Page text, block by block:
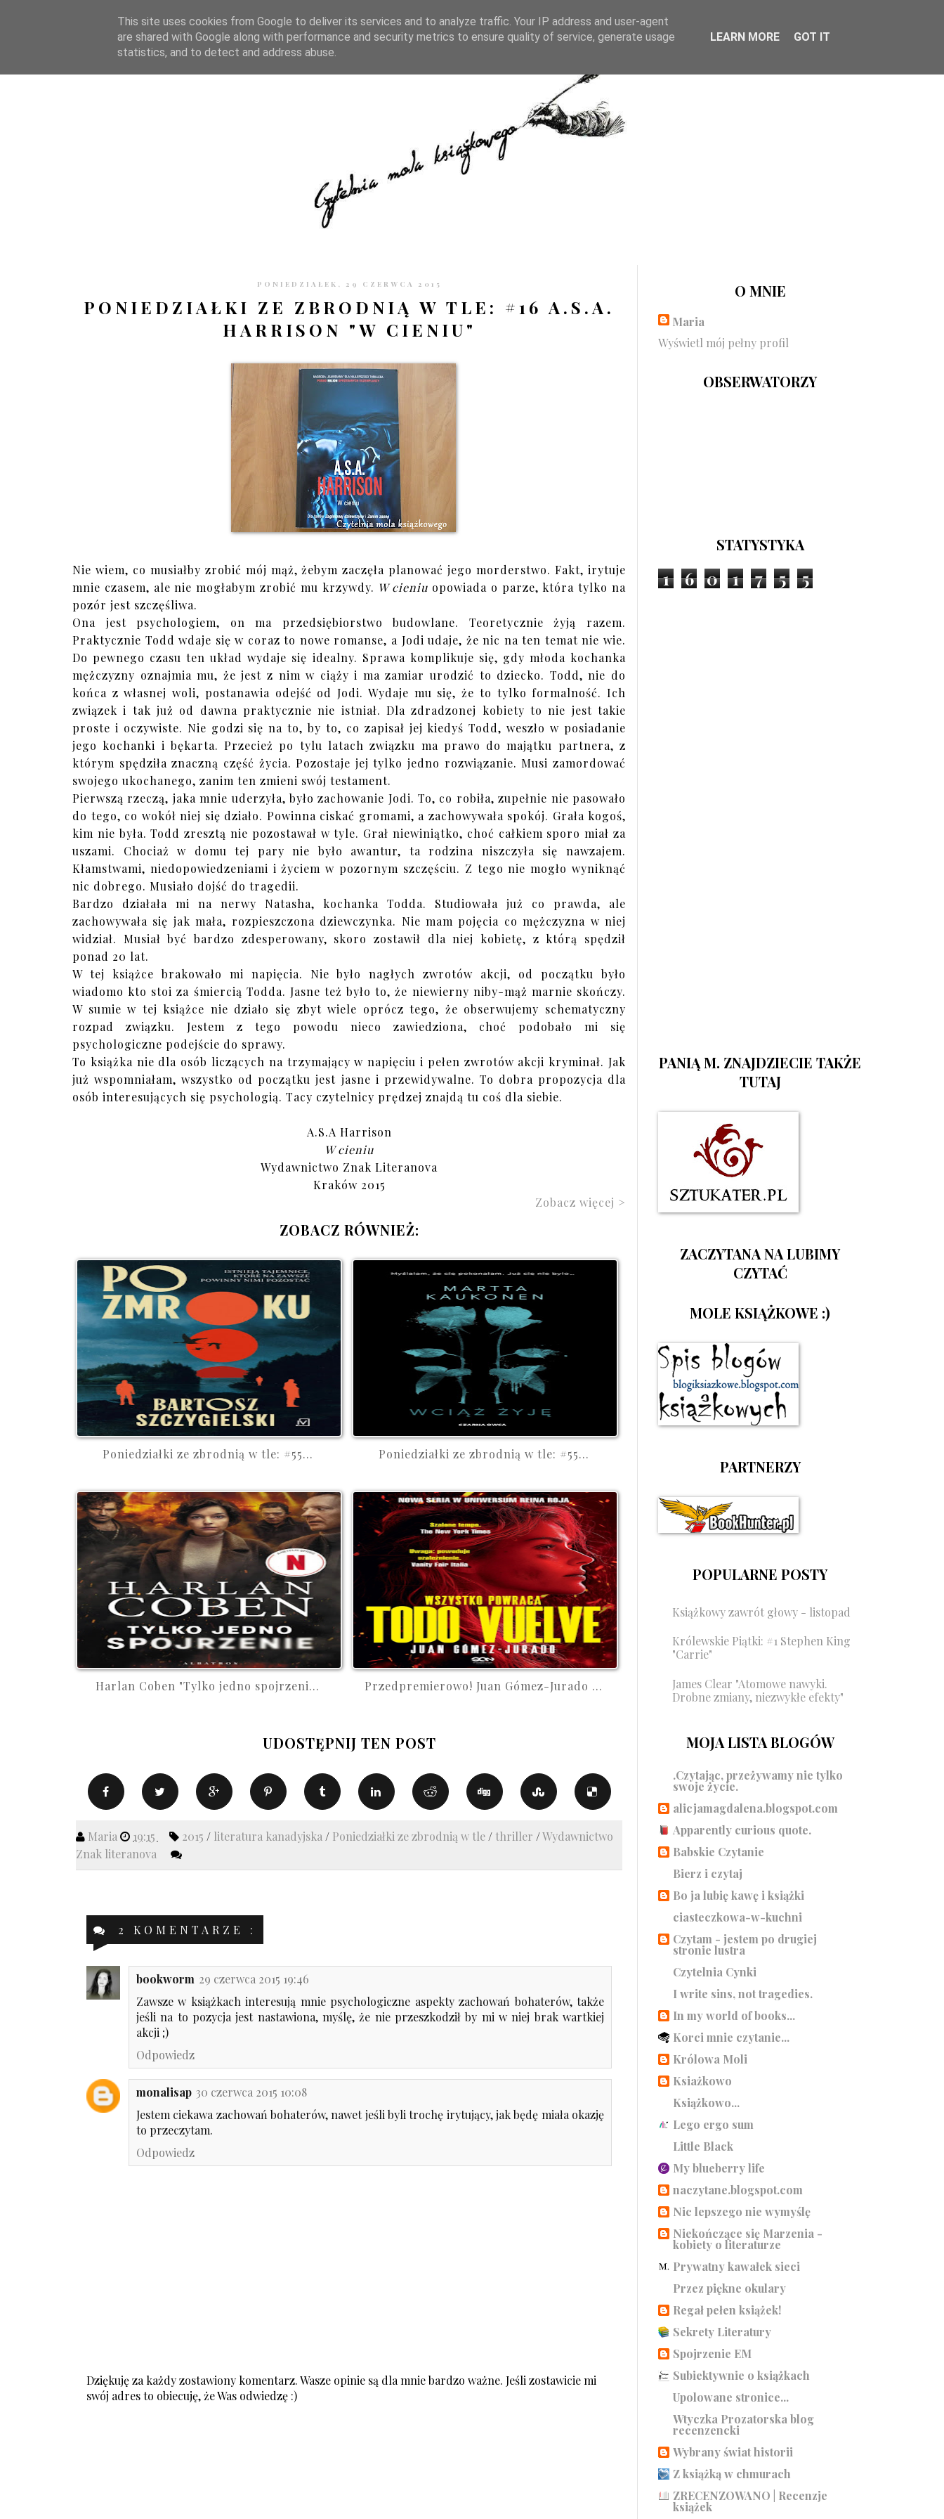
STRONA GŁÓWNA WSPÓŁPRACA RECENZJE O STRONIE KONTAKT CZYTELNIA PO GODZINACH
PONIEDZIAŁEK, 29 CZERWCA 2015
PONIEDZIAŁKI ZE ZBRODNIĄ W TLE: #16 A.S.A.
HARRISON "W CIENIU"
Nie wiem, co musiałby zrobić mój mąż, żebym zaczęła planować jego morderstwo. Fakt, irytuje
mnie czasem, ale nie mogłabym zrobić mu krzywdy. W cieniu opowiada o parze, która tylko na
pozór jest szczęśliwa.
Ona jest psychologiem, on ma przedsiębiorstwo budowlane. Teoretycznie żyją razem.
Praktycznie Todd wdaje się w coraz to nowe romanse, a Jodi udaje, że nic na ten temat nie wie.
Do pewnego czasu ten układ wydaje się idealny. Sprawa komplikuje się, gdy młoda kochanka
mężczyzny oznajmia mu, że jest z nim w ciąży i ma zamiar urodzić to dziecko. Todd, nie do
końca z własnej woli, postanawia odejść od Jodi. Wydaje mu się, że to tylko formalność. Ich
związek i tak już od dawna praktycznie nie istniał. Dla zdradzonej kobiety to nie jest takie
proste i oczywiste. Nie godzi się na to, by to, co zapisał jej kiedyś Todd, weszło w posiadanie
jego kochanki i bękarta. Przecież po tylu latach związku ma prawo do majątku partnera, z
którym spędziła znaczną część życia. Pozostaje jej tylko jedno rozwiązanie. Musi zamordować
swojego ukochanego, zanim ten zmieni swój testament.
Pierwszą rzeczą, jaka mnie uderzyła, było zachowanie Jodi. To, co robiła, zupełnie nie pasowało
do tego, co wokół niej się działo. Powinna ciskać gromami, a zachowywała spokój. Grała kogoś,
kim nie była. Todd zresztą nie pozostawał w tyle. Grał niewiniątko, choć całkiem sporo miał za
uszami. Chociaż w domu tej pary nie było awantur, ta rodzina niszczyła się nawzajem.
Kłamstwami, niedopowiedzeniami i życiem w pozornym szczęściu. Z tego nie mogło wyniknąć
nic dobrego. Musiało dojść do tragedii.
Bardzo działała mi na nerwy Natasha, kochanka Todda. Studiowała już co prawda, ale
zachowywała się jak mała, rozpieszczona dziewczynka. Nie mam pojęcia co mężczyzna w niej
widział. Musiał być bardzo zdesperowany, skoro zostawił dla niej kobietę, z którą spędził
ponad 20 lat.
W tej książce brakowało mi napięcia. Nie było nagłych zwrotów akcji, od początku było
wiadomo kto stoi za śmiercią Todda. Jasne też było to, że niewierny niby-mąż marnie skończy.
W sumie w tej książce nie działo się zbyt wiele oprócz tego, że obserwujemy schematyczny
rozpad związku. Jestem z tego powodu nieco zawiedziona, choć podobało mi się
psychologiczne podejście do sprawy.
To książka nie dla osób liczących na trzymający w napięciu i pełen zwrotów akcji kryminał. Jak
już wspomniałam, wszystko od początku jest jasne i przewidywalne. To dobra propozycja dla
osób interesujących się psychologią. Tacy czytelnicy prędzej znajdą tu coś dla siebie.
A.S.A Harrison
W cieniu
Wydawnictwo Znak Literanova
Kraków 2015
Zobacz więcej >
ZOBACZ RÓWNIEŻ:
Poniedziałki ze zbrodnią w tle: #55... Poniedziałki ze zbrodnią w tle: #55...
Harlan Coben "Tylko jedno spojrzeni... Przedpremierowo! Juan Gómez-Jurado ...
UDOSTĘPNIJ TEN POST
Maria 19:15 2015 / literatura kanadyjska / Poniedziałki ze zbrodnią w tle / thriller /Wydawnictwo
Znak literanova
2 KOMENTARZE :
bookworm 29 czerwca 2015 19:46
Zawsze w książkach interesują mnie psychologiczne aspekty zachowań bohaterów, także
jeśli na to pozycja jest nastawiona, myślę, że nie przeszkodził by mi w niej brak wartkiej
akcji ;)
Odpowiedz
monalisap 30 czerwca 2015 10:08
Jestem ciekawa zachowań bohaterów, nawet jeśli byli trochę irytujący, jak będę miała okazję
to przeczytam.
Odpowiedz
Dziękuję za każdy zostawiony komentarz. Wasze opinie są dla mnie bardzo ważne. Jeśli zostawicie mi
swój adres to obiecuję, że Was odwiedzę :)
O MNIE
Maria
Wyświetl mój pełny profil
OBSERWATORZY
STATYSTYKA
1 6 0 1 7 5 5
PANIĄ M. ZNAJDZIECIE TAKŻE
TUTAJ
ZACZYTANA NA LUBIMY
CZYTAĆ
MOLE KSIĄŻKOWE :)
PARTNERZY
POPULARNE POSTY
Książkowy zawrót głowy - listopad
Królewskie Piątki: #1 Stephen King
"Carrie"
James Clear "Atomowe nawyki.
Drobne zmiany, niezwykłe efekty"
MOJA LISTA BLOGÓW
.Czytając, przeżywamy nie tylko
swoje życie.
alicjamagdalena.blogspot.com
Apparently curious quote.
Babskie Czytanie
Bierz i czytaj
Bo ja lubię kawę i książki
ciasteczkowa-w-kuchni
Czytam - jestem po drugiej
stronie lustra
Czytelnia Cynki
I write sins, not tragedies.
In my world of books...
Korci mnie czytanie...
Królowa Moli
Ksiażkowo
Książkowo...
Lego ergo sum
Little Black
My blueberry life
naczytane.blogspot.com
Nic lepszego nie wymyślę
Niekończące się Marzenia -
kobiety o literaturze
Prywatny kawałek sieci
Przez piękne okulary
Regał pełen książek!
Sekrety Literatury
Spojrzenie EM
Subiektywnie o książkach
Upolowane stronice...
Wtyczka Prozatorska blog
recenzencki
Wybrany świat historii
Z książką w chmurach
ZRECENZOWANO | Recenzje
książek
This site uses cookies from Google to deliver its services and to analyze traffic. Your IP address and user-agent
are shared with Google along with performance and security metrics to ensure quality of service, generate usage
statistics, and to detect and address abuse.
LEARN MORE GOT IT